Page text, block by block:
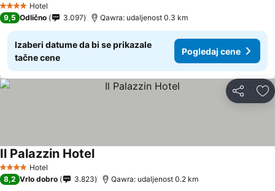
4 ZvezdiceHotel
9,5 Odlično 3.097 Qawra: udaljenost 0.3 km
Izaberi datume da bi se prikazale
tačne cene
Pogledaj cene
Deli
4 ZvezdiceHotel
Il Palazzin Hotel
8,2 Vrlo dobro 3.823 Qawra: udaljenost 0.2 km